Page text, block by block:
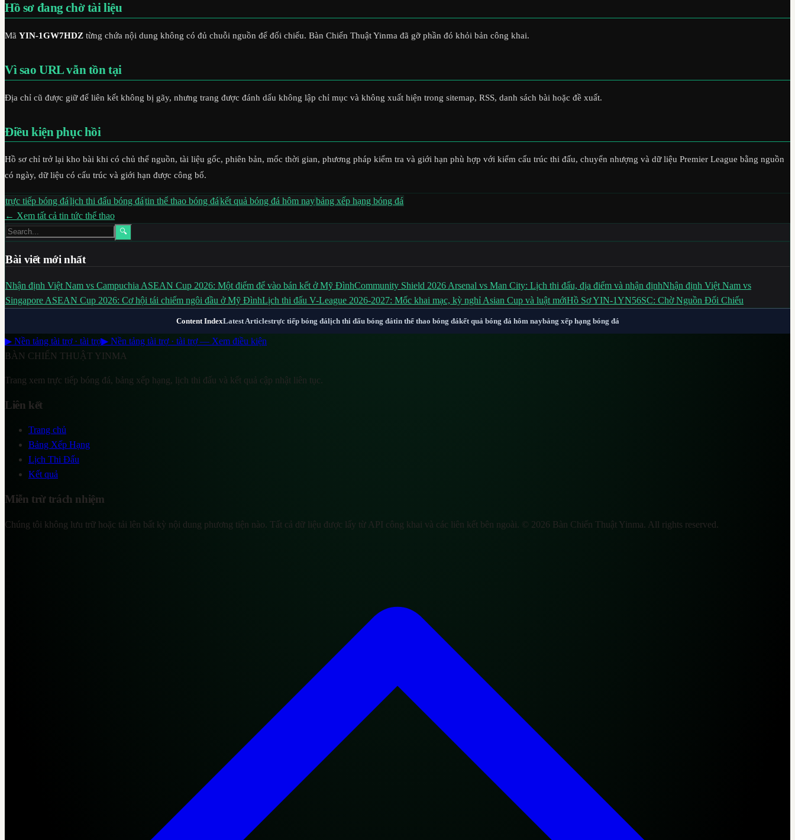
Hồ sơ đang chờ tài liệu
Mã YIN-1GW7HDZ từng chứa nội dung không có đủ chuỗi nguồn để đối chiếu. Bàn Chiến Thuật Yinma đã gỡ phần đó khỏi bản công khai.
Vì sao URL vẫn tồn tại
Địa chỉ cũ được giữ để liên kết không bị gãy, nhưng trang được đánh dấu không lập chỉ mục và không xuất hiện trong sitemap, RSS, danh sách bài hoặc đề xuất.
Điều kiện phục hồi
Hồ sơ chỉ trở lại kho bài khi có chủ thể nguồn, tài liệu gốc, phiên bản, mốc thời gian, phương pháp kiểm tra và giới hạn phù hợp với kiểm cấu trúc thi đấu, chuyển nhượng và dữ liệu Premier League bằng nguồn
có ngày, dữ liệu có cấu trúc và giới hạn được công bố.
trực tiếp bóng đálịch thi đấu bóng đátin thể thao bóng đákết quả bóng đá hôm naybảng xếp hạng bóng đá
← Xem tất cả tin tức thể thao
🔍
Bài viết mới nhất
Nhận định Việt Nam vs Campuchia ASEAN Cup 2026: Một điểm để vào bán kết ở Mỹ ĐìnhCommunity Shield 2026 Arsenal vs Man City: Lịch thi đấu, địa điểm và nhận địnhNhận định Việt Nam vs
Singapore ASEAN Cup 2026: Cơ hội tái chiếm ngôi đầu ở Mỹ ĐìnhLịch thi đấu V-League 2026-2027: Mốc khai mạc, kỳ nghỉ Asian Cup và luật mớiHồ Sơ YIN-1YN56SC: Chờ Nguồn Đối Chiếu
Content IndexLatest Articlestrực tiếp bóng đálịch thi đấu bóng đátin thể thao bóng đákết quả bóng đá hôm naybảng xếp hạng bóng đá
▶ Nền tảng tài trợ · tài trợ▶ Nền tảng tài trợ · tài trợ — Xem điều kiện
BÀN CHIẾN THUẬT YINMA
Trang xem trực tiếp bóng đá, bảng xếp hạng, lịch thi đấu và kết quả cập nhật liên tục.
Liên kết
Trang chủ
Bảng Xếp Hạng
Lịch Thi Đấu
Kết quả
Miễn trừ trách nhiệm
Chúng tôi không lưu trữ hoặc tải lên bất kỳ nội dung phương tiện nào. Tất cả dữ liệu được lấy từ API công khai và các liên kết bên ngoài. © 2026 Bàn Chiến Thuật Yinma. All rights reserved.